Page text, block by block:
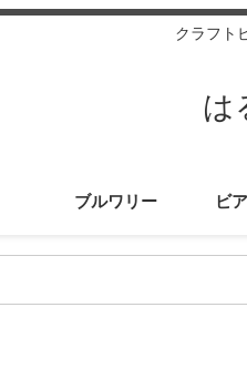
クラフト
は
ブルワリー ビ